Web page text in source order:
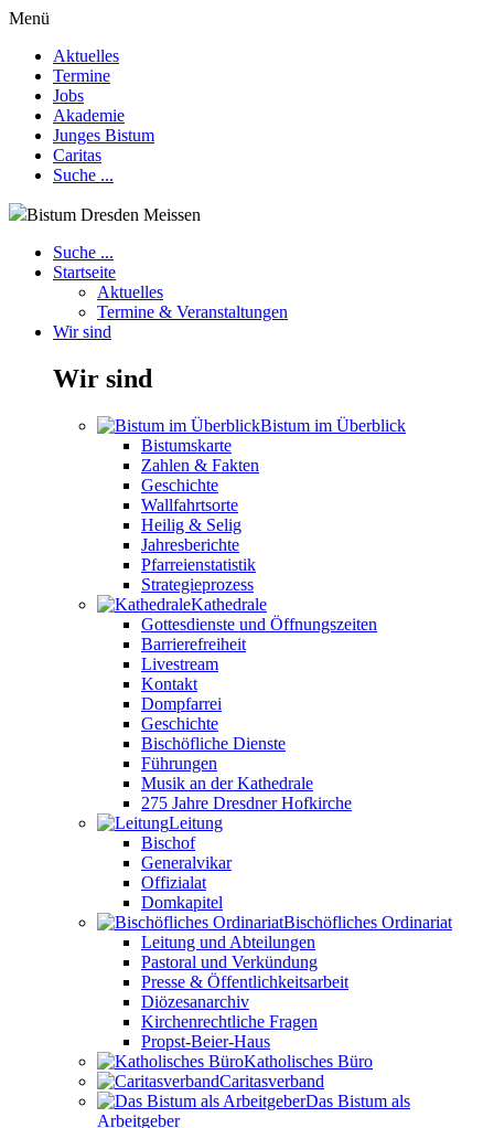
Menü
Aktuelles
Termine
Jobs
Akademie
Junges Bistum
Caritas
Suche ...
Bistum Dresden Meissen
Suche ...
Startseite
Aktuelles
Termine & Veranstaltungen
Wir sind
Wir sind
Bistum im Überblick
Bistumskarte
Zahlen & Fakten
Geschichte
Wallfahrtsorte
Heilig & Selig
Jahresberichte
Pfarreienstatistik
Strategieprozess
Kathedrale
Gottesdienste und Öffnungszeiten
Barrierefreiheit
Livestream
Kontakt
Dompfarrei
Geschichte
Bischöfliche Dienste
Führungen
Musik an der Kathedrale
275 Jahre Dresdner Hofkirche
Leitung
Bischof
Generalvikar
Offizialat
Domkapitel
Bischöfliches Ordinariat
Leitung und Abteilungen
Pastoral und Verkündung
Presse & Öffentlichkeitsarbeit
Diözesanarchiv
Kirchenrechtliche Fragen
Propst-Beier-Haus
Katholisches Büro
Caritasverband
Das Bistum als
Arbeitgeber